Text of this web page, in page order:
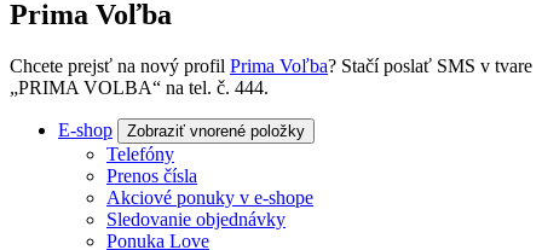
Prima Voľba
Chcete prejsť na nový profil Prima Voľba? Stačí poslať SMS v tvare
„PRIMA VOLBA“ na tel. č. 444.
E-shop Zobraziť vnorené položky
Telefóny
Prenos čísla
Akciové ponuky v e-shope
Sledovanie objednávky
Ponuka Love